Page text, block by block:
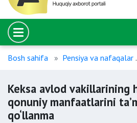
Bosh sahifa Pensiya va nafaqalar
Keksa avlod vakillarining
qonuniy manfaatlarini
qo‘llanma